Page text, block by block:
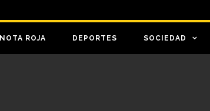
NOTA ROJA DEPORTES SOCIEDAD